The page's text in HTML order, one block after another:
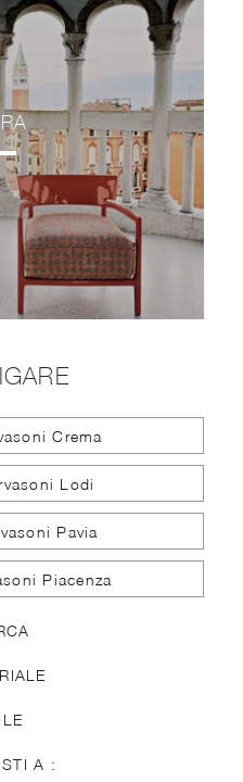
Crema
Lodi
Pavia
Piacenza
A :